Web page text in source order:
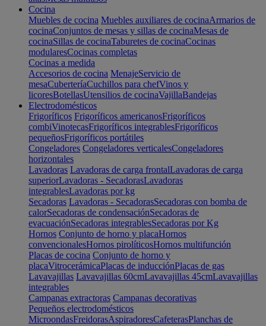
Cocina
Muebles de cocina Muebles auxiliares de cocinaArmarios de
cocinaConjuntos de mesas y sillas de cocinaMesas de
cocinaSillas de cocinaTaburetes de cocinaCocinas
modularesCocinas completas
Cocinas a medida
Accesorios de cocina MenajeServicio de
mesaCuberteríaCuchillos para chefVinos y
licoresBotellasUtensilios de cocinaVajillaBandejas
Electrodomésticos
Frigoríficos Frigoríficos americanosFrigoríficos
combiVinotecasFrigoríficos integrablesFrigoríficos
pequeñosFrigoríficos portátiles
Congeladores Congeladores verticalesCongeladores
horizontales
Lavadoras Lavadoras de carga frontalLavadoras de carga
superiorLavadoras - SecadorasLavadoras
integrablesLavadoras por kg
Secadoras Lavadoras - SecadorasSecadoras con bomba de
calorSecadoras de condensaciónSecadoras de
evacuaciónSecadoras integrablesSecadoras por Kg
Hornos Conjunto de horno y placaHornos
convencionalesHornos pirolíticosHornos multifunción
Placas de cocina Conjunto de horno y
placaVitrocerámicaPlacas de inducciónPlacas de gas
Lavavajillas Lavavajillas 60cmLavavajillas 45cmLavavajillas
integrables
Campanas extractoras Campanas decorativas
Pequeños electrodomésticos
MicroondasFreidorasAspiradoresCafeterasPlanchas de